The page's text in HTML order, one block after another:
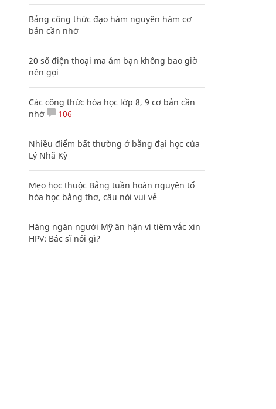
Bảng công thức đạo hàm nguyên hàm cơ
bản cần nhớ
20 số điện thoại ma ám bạn không bao giờ
nên gọi
Các công thức hóa học lớp 8, 9 cơ bản cần
nhớ
106
Nhiều điểm bất thường ở bằng đại học của
Lý Nhã Kỳ
Mẹo học thuộc Bảng tuần hoàn nguyên tố
hóa học bằng thơ, câu nói vui vẻ
Hàng ngàn người Mỹ ân hận vì tiêm vắc xin
HPV: Bác sĩ nói gì?